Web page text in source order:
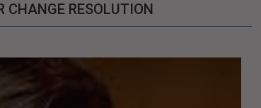
RESOLUTION